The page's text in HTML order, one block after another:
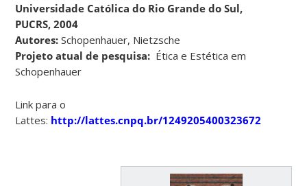
Universidade Católica do Rio Grande do Sul,
PUCRS, 2004
Autores: Schopenhauer, Nietzsche
Projeto atual de pesquisa: Ética e Estética em
Schopenhauer
Link para o
Lattes: http://lattes.cnpq.br/1249205400323672